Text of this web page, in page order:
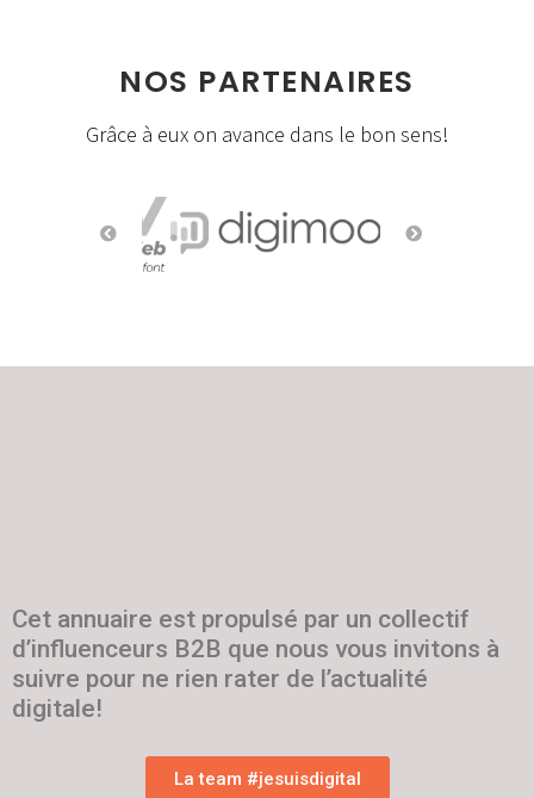
NOS PARTENAIRES
Grâce à eux on avance dans le bon sens!
Cet annuaire est propulsé par un collectif
d’influenceurs B2B que nous vous invitons à
suivre pour ne rien rater de l’actualité
digitale!
La team #jesuisdigital